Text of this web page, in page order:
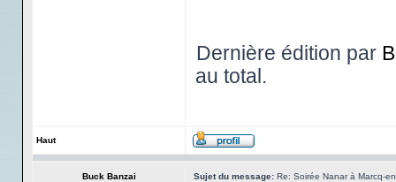
Dernière édition par
au total.
Haut
Buck Banzai Sujet du message: Re: Soirée Nanar à Marcq-